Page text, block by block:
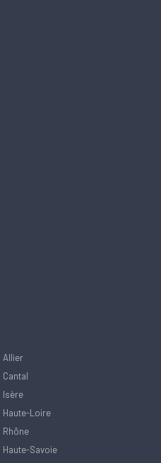
Allier
Cantal
Isère
Haute-Loire
Rhône
Haute-Savoie